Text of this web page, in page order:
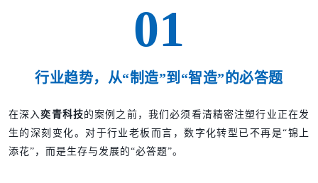
01
行业趋势，从“制造”到“智造”的必答题
在深入奕青科技的案例之前，我们必须看清精密注塑行业正在发
生的深刻变化。对于行业老板而言，数字化转型已不再是“锦上
添花”，而是生存与发展的“必答题”。